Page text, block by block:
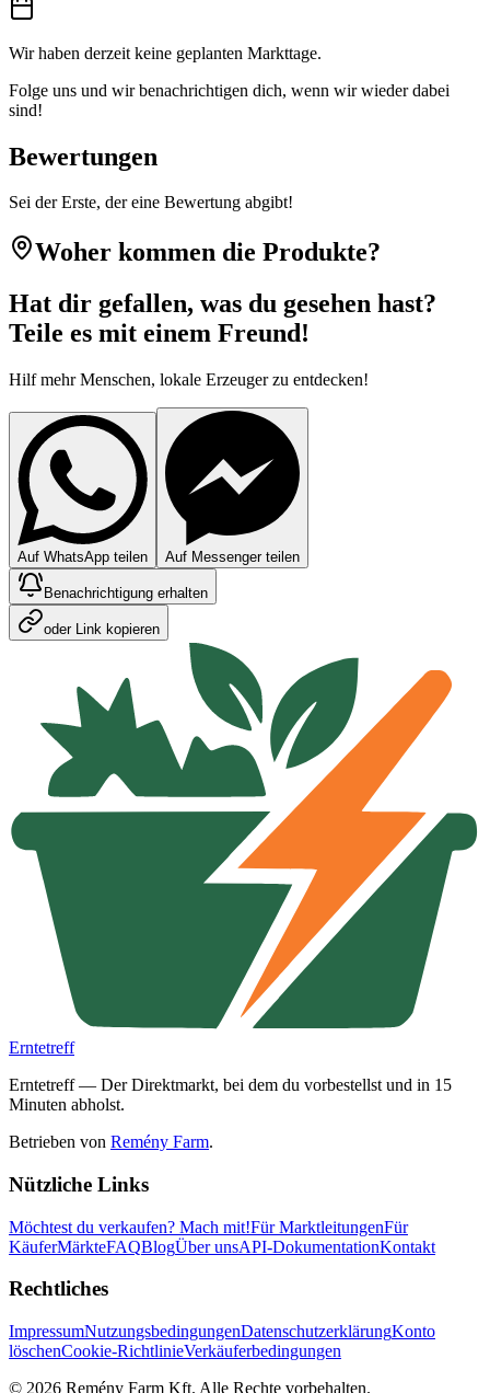
Wir haben derzeit keine geplanten Markttage.
Folge uns und wir benachrichtigen dich, wenn wir wieder dabei
sind!
Bewertungen
Sei der Erste, der eine Bewertung abgibt!
Woher kommen die Produkte?
Hat dir gefallen, was du gesehen hast?
Teile es mit einem Freund!
Hilf mehr Menschen, lokale Erzeuger zu entdecken!
Auf WhatsApp teilen Auf Messenger teilen
Benachrichtigung erhalten
oder Link kopieren
Erntetreff
Erntetreff — Der Direktmarkt, bei dem du vorbestellst und in 15
Minuten abholst.
Betrieben von Remény Farm.
Nützliche Links
Möchtest du verkaufen? Mach mit!Für MarktleitungenFür
KäuferMärkteFAQBlogÜber unsAPI-DokumentationKontakt
Rechtliches
ImpressumNutzungsbedingungenDatenschutzerklärungKonto
löschenCookie-RichtlinieVerkäuferbedingungen
© 2026 Remény Farm Kft. Alle Rechte vorbehalten.